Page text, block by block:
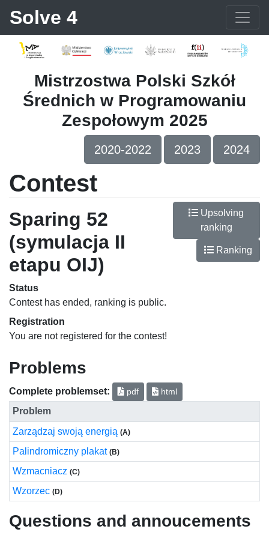
Solve 4
Mistrzostwa Polski Szkół
Średnich w Programowaniu
Zespołowym 2025
2020-2022 2023 2024
Contest
Sparing 52
(symulacja II
etapu OIJ)
Upsolving
ranking
Ranking
Status
Contest has ended, ranking is public.
Registration
You are not registered for the contest!
Problems
Complete problemset: pdf html
Problem
Zarządzaj swoją energią (A)
Palindromiczny plakat (B)
Wzmacniacz (C)
Wzorzec (D)
Questions and annoucements